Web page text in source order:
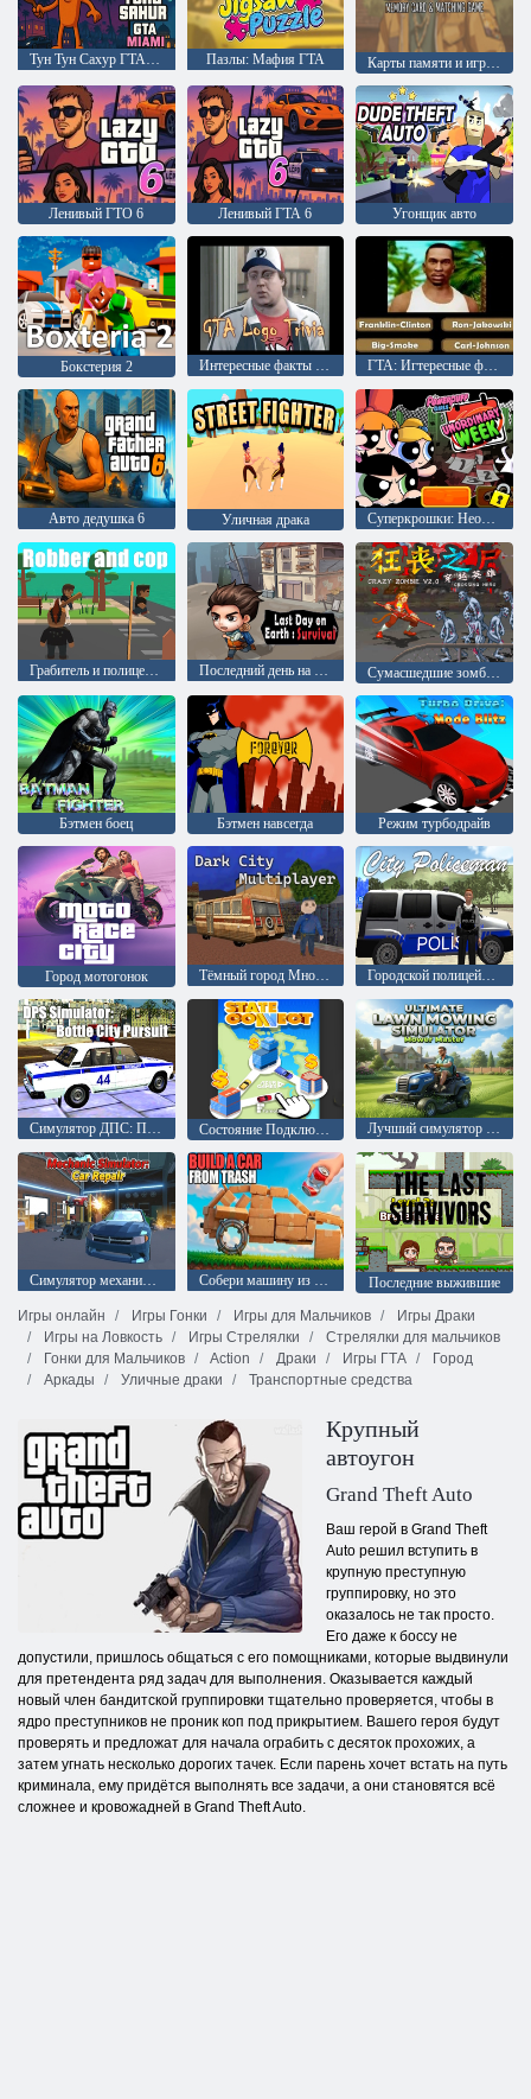
Тун Тун Сахур ГТА Майами Пазлы: Мафия ГТА Карты памяти и игра на соответствие: ГТА Человек
Ленивый ГТО 6 Ленивый ГТА 6 Угонщик авто
Бокстерия 2 Интересные факты о логотипе ГТА ГТА: Игтересные факты о логотипе
Авто дедушка 6 Уличная драка
Грабитель и полицейский Последний день на Земле: Выживание
Бэтмен боец Бэтмен навсегда Режим турбодрайв
Город мотогонок Тёмный город Многопользовательская игра
Состояние Подключение
Симулятор механика: Ремонт автомобилей Собери машину из мусора
Последние выжившие
Игры онлайн
Игры Гонки Игры для Мальчиков
Игры Драки
Игры на Ловкость
Игры Стрелялки
Стрелялки для мальчиков
Гонки для Мальчиков
Action Драки Игры ГТА
Город
Аркады
Уличные драки Транспортные средства
Крупный
автоугон
Grand Theft Auto
Ваш герой в Grand Theft
Auto решил вступить в
крупную преступную
группировку, но это
оказалось не так просто.
Его даже к боссу не
допустили, пришлось общаться с его помощниками, которые выдвинули
для претендента ряд задач для выполнения. Оказывается каждый
новый член бандитской группировки тщательно проверяется, чтобы в
ядро преступников не проник коп под прикрытием. Вашего героя будут
проверять и предложат для начала ограбить с десяток прохожих, а
затем угнать несколько дорогих тачек. Если парень хочет встать на путь
криминала, ему придётся выполнять все задачи, а они становятся всё
сложнее и кровожадней в Grand Theft Auto.